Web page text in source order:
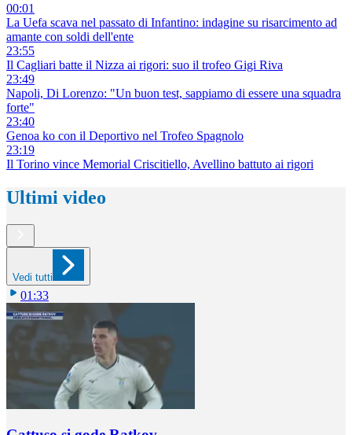
00:01
La Uefa scava nel passato di Infantino: indagine su risarcimento ad
amante con soldi dell'ente
23:55
Il Cagliari batte il Nizza ai rigori: suo il trofeo Gigi Riva
23:49
Napoli, Di Lorenzo: "Un buon test, sappiamo di essere una squadra
forte"
23:40
Genoa ko con il Deportivo nel Trofeo Spagnolo
23:19
Il Torino vince Memorial Criscitiello, Avellino battuto ai rigori
Ultimi video
Vedi tutti
01:33